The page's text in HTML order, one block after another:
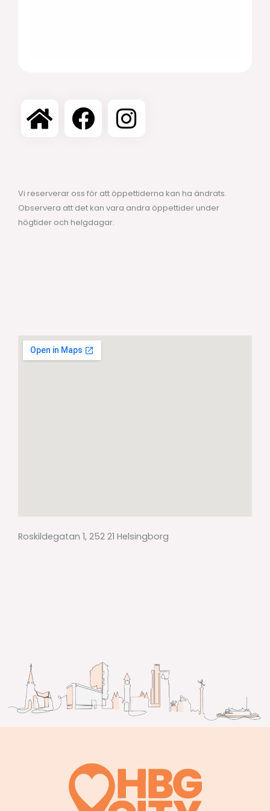
Vi reserverar oss för att öppettiderna kan ha ändrats.
Observera att det kan vara andra öppettider under
högtider och helgdagar.
Roskildegatan 1, 252 21 Helsingborg